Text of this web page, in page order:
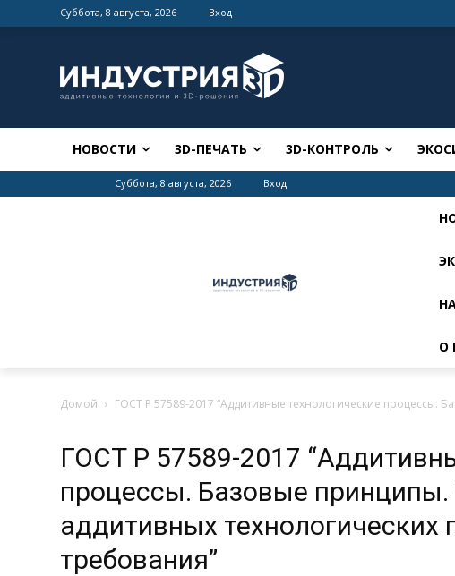
Суббота, 8 августа, 2026 Вход
НОВОСТИ 3D-ПЕЧАТЬ 3D-КОНТРОЛЬ
Суббота, 8 августа, 2026 Вход
О
Домой ГОСТ Р 57589-2017 “Аддитивные технологические процессы.
ГОСТ Р 57589-2017
процессы. Базовые
аддитивных
требования”